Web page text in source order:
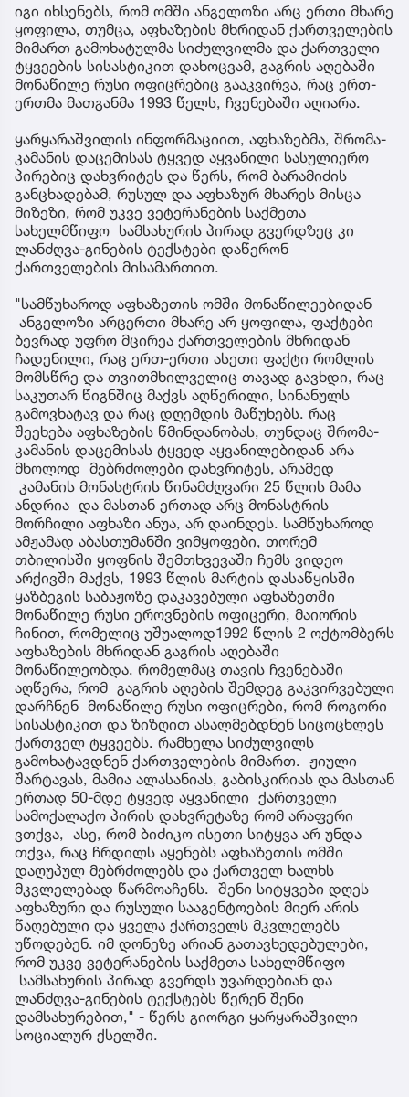
იგი იხსენებს, რომ ომში ანგელოზი არც ერთი მხარე
ყოფილა, თუმცა, აფხაზების მხრიდან ქართველების
მიმართ გამოხატულმა სიძულვილმა და ქართველი
ტყვეების სისასტიკით დახოცვამ, გაგრის აღებაში
მონაწილე რუსი ოფიცრებიც გააკვირვა, რაც ერთ-
ერთმა მათგანმა 1993 წელს, ჩვენებაში აღიარა.
ყარყარაშვილის ინფორმაციით, აფხაზებმა, შრომა-
კამანის დაცემისას ტყვედ აყვანილი სასულიერო
პირებიც დახვრიტეს და წერს, რომ ბარამიძის
განცხადებამ, რუსულ და აფხაზურ მხარეს მისცა
მიზეზი, რომ უკვე ვეტერანების საქმეთა
სახელმწიფო სამსახურის პირად გვერდზეც კი
ლანძღვა-გინების ტექსტები დაწერონ
ქართველების მისამართით.
"სამწუხაროდ აფხაზეთის ომში მონაწილეებიდან
ანგელოზი არცერთი მხარე არ ყოფილა, ფაქტები
ბევრად უფრო მცირეა ქართველების მხრიდან
ჩადენილი, რაც ერთ-ერთი ასეთი ფაქტი რომლის
მომსწრე და თვითმხილველიც თავად გავხდი, რაც
საკუთარ წიგნშიც მაქვს აღწერილი, სინანულს
გამოვხატავ და რაც დღემდის მაწუხებს. რაც
შეეხება აფხაზების წმინდანობას, თუნდაც შრომა-
კამანის დაცემისას ტყვედ აყვანილებიდან არა
მხოლოდ მებრძოლები დახვრიტეს, არამედ
კამანის მონასტრის წინამძღვარი 25 წლის მამა
ანდრია და მასთან ერთად არც მონასტრის
მორჩილი აფხაზი ანუა, არ დაინდეს. სამწუხაროდ
ამჟამად აბასთუმანში ვიმყოფები, თორემ
თბილისში ყოფნის შემთხვევაში ჩემს ვიდეო
არქივში მაქვს, 1993 წლის მარტის დასაწყისში
ყაზბეგის საბაჟოზე დაკავებული აფხაზეთში
მონაწილე რუსი ეროვნების ოფიცერი, მაიორის
ჩინით, რომელიც უშუალოდ1992 წლის 2 ოქტომბერს
აფხაზების მხრიდან გაგრის აღებაში
მონაწილეობდა, რომელმაც თავის ჩვენებაში
აღწერა, რომ გაგრის აღების შემდეგ გაკვირვებული
დარჩნენ მონაწილე რუსი ოფიცრები, რომ როგორი
სისასტიკით და ზიზღით ასალმებდნენ სიცოცხლეს
ქართველ ტყვეებს. რამხელა სიძულვილს
გამოხატავდნენ ქართველების მიმართ. ჟიული
შარტავას, მამია ალასანიას, გაბისკირიას და მასთან
ერთად 50-მდე ტყვედ აყვანილი ქართველი
სამოქალაქო პირის დახვრეტაზე რომ არაფერი
ვთქვა, ასე, რომ ბიძიკო ისეთი სიტყვა არ უნდა
თქვა, რაც ჩრდილს აყენებს აფხაზეთის ომში
დაღუპულ მებრძოლებს და ქართველ ხალხს
მკვლელებად წარმოაჩენს. შენი სიტყვები დღეს
აფხაზური და რუსული სააგენტოების მიერ არის
წაღებული და ყველა ქართველს მკვლელებს
უწოდებენ. იმ დონეზე არიან გათავხედებულები,
რომ უკვე ვეტერანების საქმეთა სახელმწიფო
სამსახურის პირად გვერდს უვარდებიან და
ლანძღვა-გინების ტექსტებს წერენ შენი
დამსახურებით," - წერს გიორგი ყარყარაშვილი
სოციალურ ქსელში.